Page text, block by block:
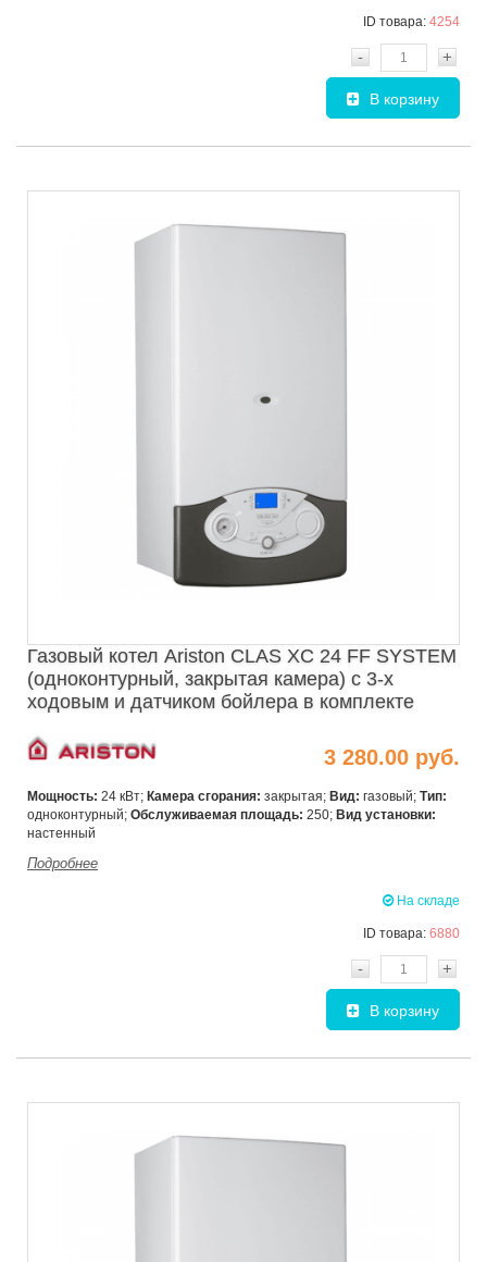
ID товара: 4254
- +
В корзину
Газовый котел Ariston CLAS XC 24 FF SYSTEM
(одноконтурный, закрытая камера) с 3-х
ходовым и датчиком бойлера в комплекте
3 280.00 руб.
Мощность: 24 кВт; Камера сгорания: закрытая; Вид: газовый; Тип:
одноконтурный; Обслуживаемая площадь: 250; Вид установки:
настенный
Подробнее
На складе
ID товара: 6880
- +
В корзину